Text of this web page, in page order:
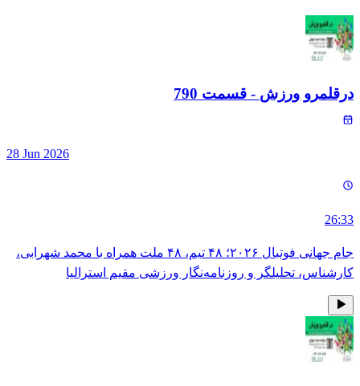
درقلمرو ورزش - قسمت 790
28 Jun 2026
26:33
جام جهانی فوتبال ۲۰۲۶؛ ۴۸ تیم، ۴۸ ملت همراه با محمد شهرابی،
کارشناس، تحلیلگر و روزنامه‌نگار ورزشی مقیم استرالیا